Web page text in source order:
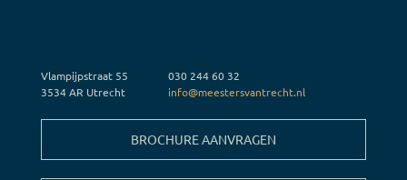
Vlampijpstraat 55
030 244 60 32
3534 AR Utrecht
info@meestersvantrecht.nl
BROCHURE AANVRAGEN